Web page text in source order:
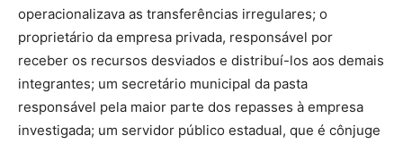
operacionalizava as transferências irregulares; o
proprietário da empresa privada, responsável por
receber os recursos desviados e distribuí-los aos demais
integrantes; um secretário municipal da pasta
responsável pela maior parte dos repasses à empresa
investigada; um servidor público estadual, que é cônjuge